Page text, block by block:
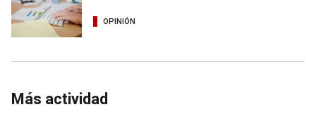
OPINIÓN
Más actividad